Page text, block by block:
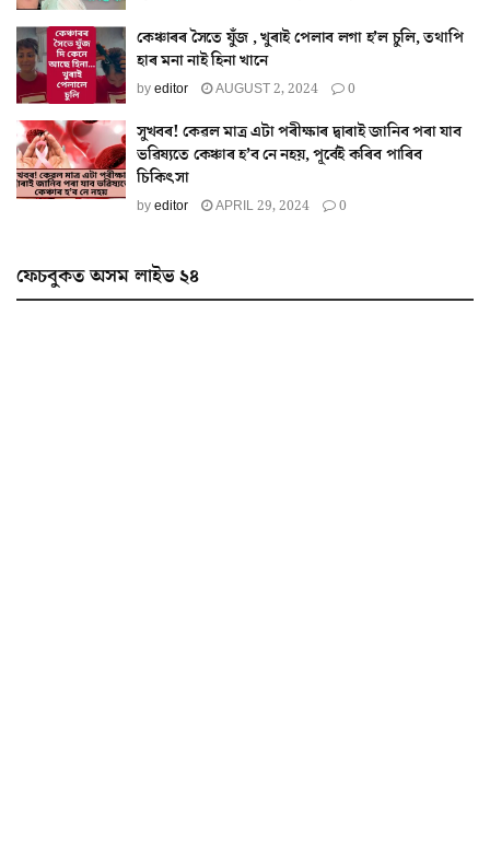
কেঞ্চাৰৰ সৈতে যুঁজ , খুৰাই পেলাব লগা হ’ল চুলি, তথাপি
হাৰ মনা নাই হিনা খানে
byeditor AUGUST 2, 2024 0
সুখবৰ! কেৱল মাত্ৰ এটা পৰীক্ষাৰ দ্বাৰাই জানিব পৰা যাব
ভৱিষ্যতে কেঞ্চাৰ হ’ব নে নহয়, পূৰ্বেই কৰিব পাৰিব
চিকিৎসা
byeditor APRIL 29, 2024 0
ফেচবুকত অসম লাইভ ২৪